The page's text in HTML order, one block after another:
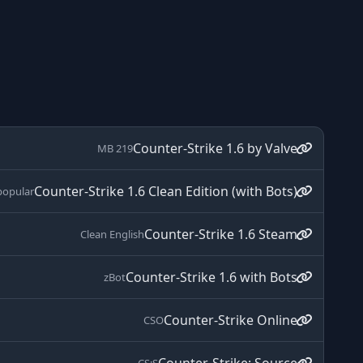
Counter-Strike 1.6 by Valve
219 MB
Counter-Strike 1.6 Clean Edition (with Bots)
Counter-Strike 1.6 Steam
Clean English
Counter-Strike 1.6 with Bots
zBot
Counter-Strike Online
CSO